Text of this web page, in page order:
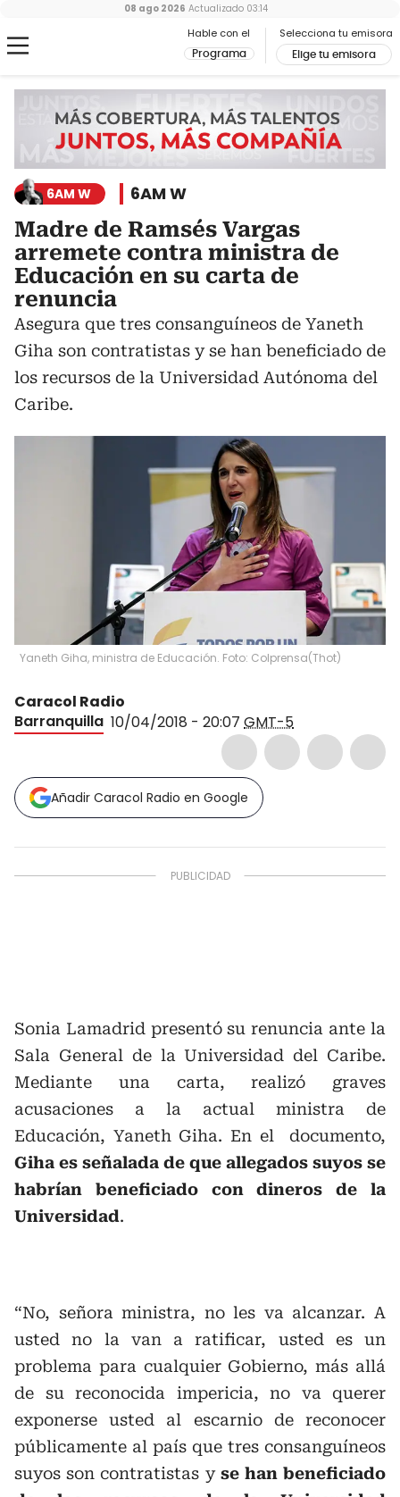
Hable con el
Programa
Selecciona tu emisora
Elige tu emisora
08 ago 2026 Actualizado 03:14
6AM W 6AM W
Madre de Ramsés Vargas
arremete contra ministra de
Educación en su carta de
renuncia
Asegura que tres consanguíneos de Yaneth
Giha son contratistas y se han beneficiado de
los recursos de la Universidad Autónoma del
Caribe.
Yaneth Giha, ministra de Educación. Foto: Colprensa(Thot)
Caracol Radio
Barranquilla 10/04/2018 - 20:07 GMT-5
Añadir Caracol Radio en Google
Sonia Lamadrid presentó su renuncia ante la
Sala General de la Universidad del Caribe.
Mediante una carta, realizó graves
acusaciones a la actual ministra de
Educación, Yaneth Giha. En el documento,
Giha es señalada de que allegados suyos se
habrían beneficiado con dineros de la
Universidad.
“No, señora ministra, no les va alcanzar. A
usted no la van a ratificar, usted es un
problema para cualquier Gobierno, más allá
de su reconocida impericia, no va querer
exponerse usted al escarnio de reconocer
públicamente al país que tres consanguíneos
suyos son contratistas y se han beneficiado